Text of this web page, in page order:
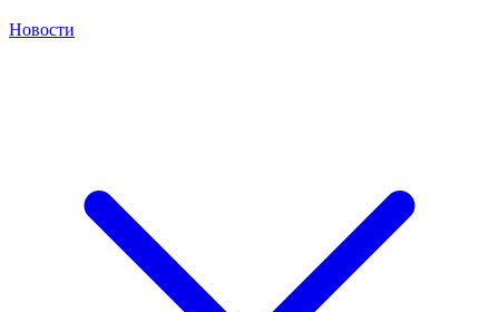
Новости